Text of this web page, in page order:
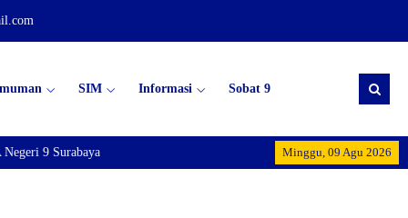
SIM Informasi Sobat 9
Minggu, 09 Agu 2026
9 Surabaya